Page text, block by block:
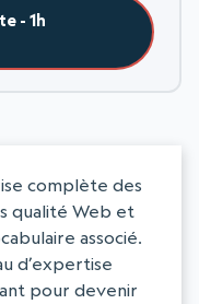
- 1h
complète des
qualité Web et
associé.
d’expertise
pour devenir